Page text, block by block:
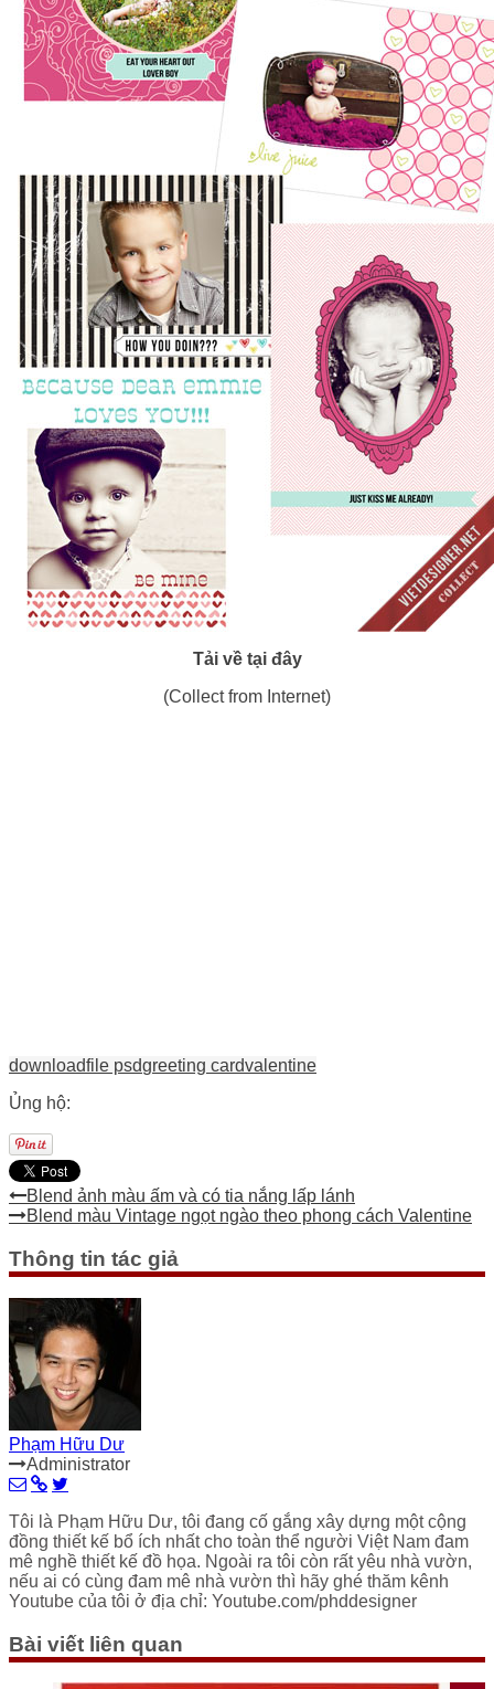
Tải về tại đây
(Collect from Internet)
downloadfile psdgreeting cardvalentine
Ủng hộ:
Blend ảnh màu ấm và có tia nắng lấp lánh
Blend màu Vintage ngọt ngào theo phong cách Valentine
Thông tin tác giả
Phạm Hữu Dư
Administrator
Tôi là Phạm Hữu Dư, tôi đang cố gắng xây dựng một cộng
đồng thiết kế bổ ích nhất cho toàn thể người Việt Nam đam
mê nghề thiết kế đồ họa. Ngoài ra tôi còn rất yêu nhà vườn,
nếu ai có cùng đam mê nhà vườn thì hãy ghé thăm kênh
Youtube của tôi ở địa chỉ: Youtube.com/phddesigner
Bài viết liên quan